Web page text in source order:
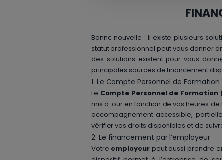
Bonne nouvelle : il existe plusieurs
statut professionnel peut vous donner
des solutions existent pour vous
principales sources de financement
1. Le Compte Personnel de Formation
Le Compte Personnel de Formation
mis à jour en fonction de vos heures
accompagnement accessible,
vérifier vos droits disponibles et de
2. Le financement par l’employeur
Votre employeur peut aussi prendre